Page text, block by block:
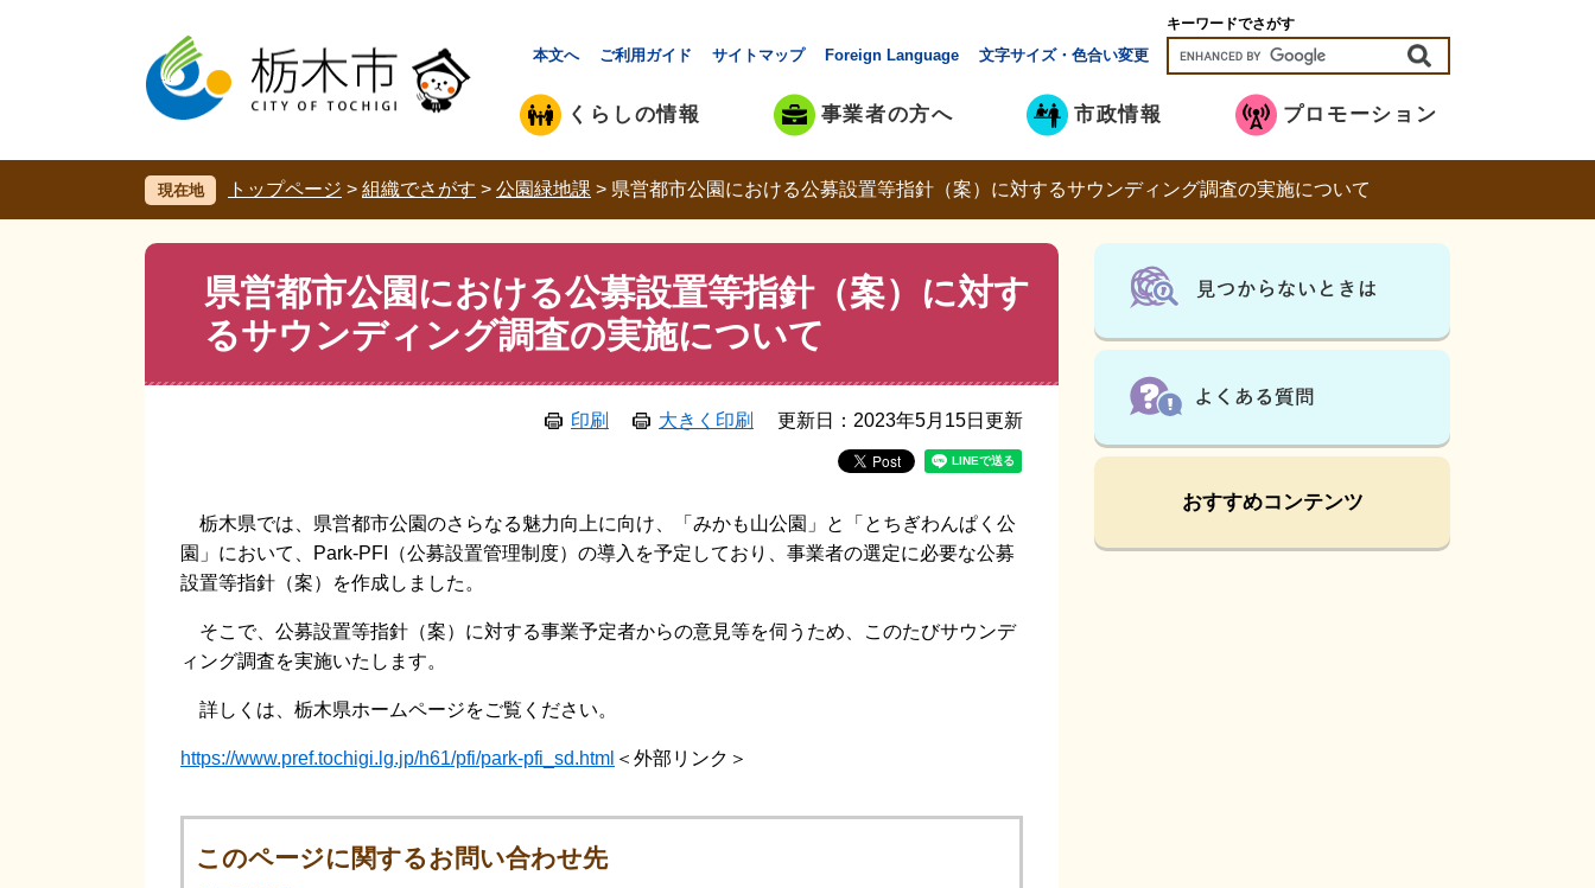
で
ば
本文へ ご利用ガイド サイトマップ Foreign Language 文字サイズ・色合い変更
キーワードでさがす
くらしの情報 事業者の方へ 市政情報 プロモーション
現在地 トップページ > 組織でさがす > 公園緑地課 > 県営都市公園における公募設置等指針（案）に対するサウンディング調査の実施について
県営都市公園における公募設置等指針（案）に対す
るサウンディング調査の実施について
印刷 大きく印刷 更新日：2023年5月15日更新
栃木県では、県営都市公園のさらなる魅力向上に向け、「みかも山公園」と「とちぎわんぱく公
園」において、Park-PFI（公募設置管理制度）の導入を予定しており、事業者の選定に必要な公募
設置等指針（案）を作成しました。
そこで、公募設置等指針（案）に対する事業予定者からの意見等を伺うため、このたびサウンデ
ィング調査を実施いたします。
詳しくは、栃木県ホームページをご覧ください。
https://www.pref.tochigi.lg.jp/h61/pfi/park-pfi_sd.html ＜外部リンク＞
このページに関するお問い合わせ先
おすすめコンテンツ